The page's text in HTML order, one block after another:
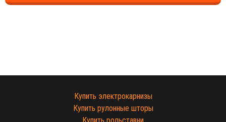
Купить электрокарнизы
Купить рулонные шторы
Купить рольставни